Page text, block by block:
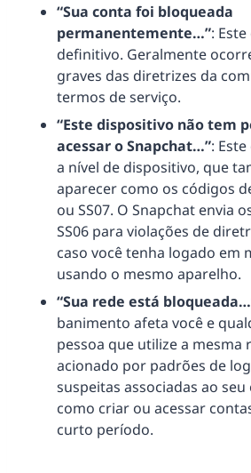
“Sua conta foi bloqueada
permanentemente…”:
definitivo. Geralmente
graves das diretrizes da
termos de serviço.
“Este dispositivo não tem
acessar o Snapchat…”:
a nível de dispositivo, que
aparecer como os códigos
ou SS07. O Snapchat envia
SS06 para violações de
caso você tenha logado em
usando o mesmo aparelho.
“Sua rede está
banimento afeta você e
pessoa que utilize a mesma
acionado por padrões de
suspeitas associadas ao seu
como criar ou acessar
curto período.